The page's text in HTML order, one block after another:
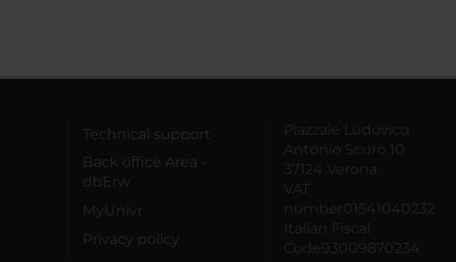
Technical support
Back office Area -
dbErw
MyUnivr
Privacy policy
Piazzale Ludovico
Antonio Scuro 10
37124 Verona
VAT
number01541040232
Italian Fiscal
Code93009870234